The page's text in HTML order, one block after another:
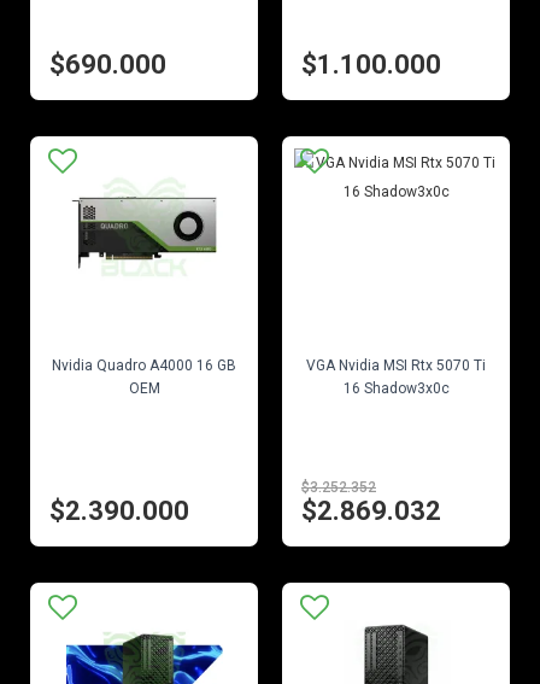
$690.000 $1.100.000
Nvidia Quadro A4000 16 GB
OEM
$2.390.000
VGA Nvidia MSI Rtx 5070 Ti
16 Shadow3x0c
$3.252.352
$2.869.032